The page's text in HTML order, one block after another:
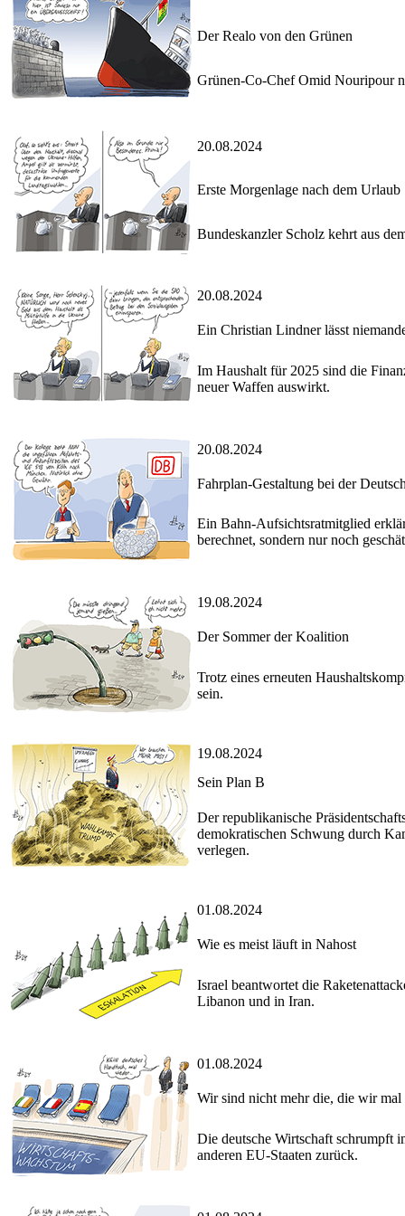
Der Realo von den Grünen
Grünen-Co-Chef Omid Nouripour
20.08.2024
Erste Morgenlage nach dem Urlaub
Bundeskanzler Scholz kehrt aus
20.08.2024
Ein Christian Lindner lässt
Im Haushalt für 2025 sind die
neuer Waffen auswirkt.
20.08.2024
Fahrplan-Gestaltung bei der
Ein Bahn-Aufsichtsratmitglied
berechnet, sondern nur noch
19.08.2024
Der Sommer der Koalition
Trotz eines erneuten
sein.
19.08.2024
Sein Plan B
Der republikanische
demokratischen Schwung durch
verlegen.
01.08.2024
Wie es meist läuft in Nahost
Israel beantwortet die
Libanon und in Iran.
01.08.2024
Wir sind nicht mehr die, die wir mal
Die deutsche Wirtschaft schrumpft
anderen EU-Staaten zurück.